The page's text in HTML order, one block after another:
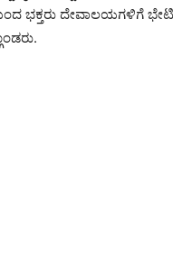
ಭಕ್ತರು ದೇವಾಲಯಗಳಿಗೆ